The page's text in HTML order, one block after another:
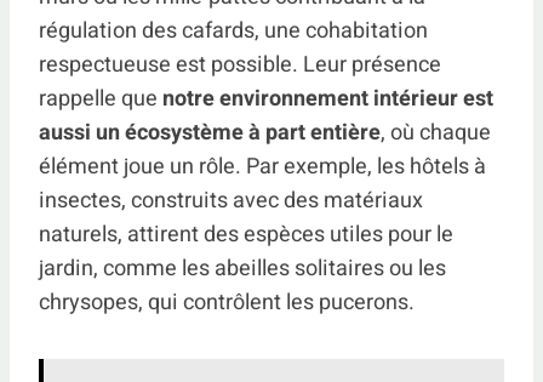
régulation des cafards, une cohabitation
respectueuse est possible. Leur présence
rappelle que notre environnement intérieur est
aussi un écosystème à part entière, où chaque
élément joue un rôle. Par exemple, les hôtels à
insectes, construits avec des matériaux
naturels, attirent des espèces utiles pour le
jardin, comme les abeilles solitaires ou les
chrysopes, qui contrôlent les pucerons.